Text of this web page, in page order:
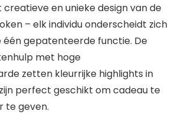
creatieve en unieke design van de
– elk individu onderscheidt zich
gepatenteerde functie. De
met hoge
zetten kleurrijke highlights in
perfect geschikt om cadeau te
te geven.